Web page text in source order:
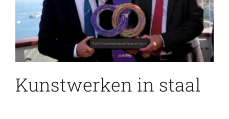
Kunstwerken in staal